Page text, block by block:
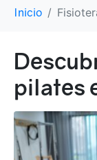
Inicio
pilates